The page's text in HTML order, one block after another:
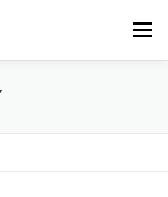
Menu
A PRAVIDLA